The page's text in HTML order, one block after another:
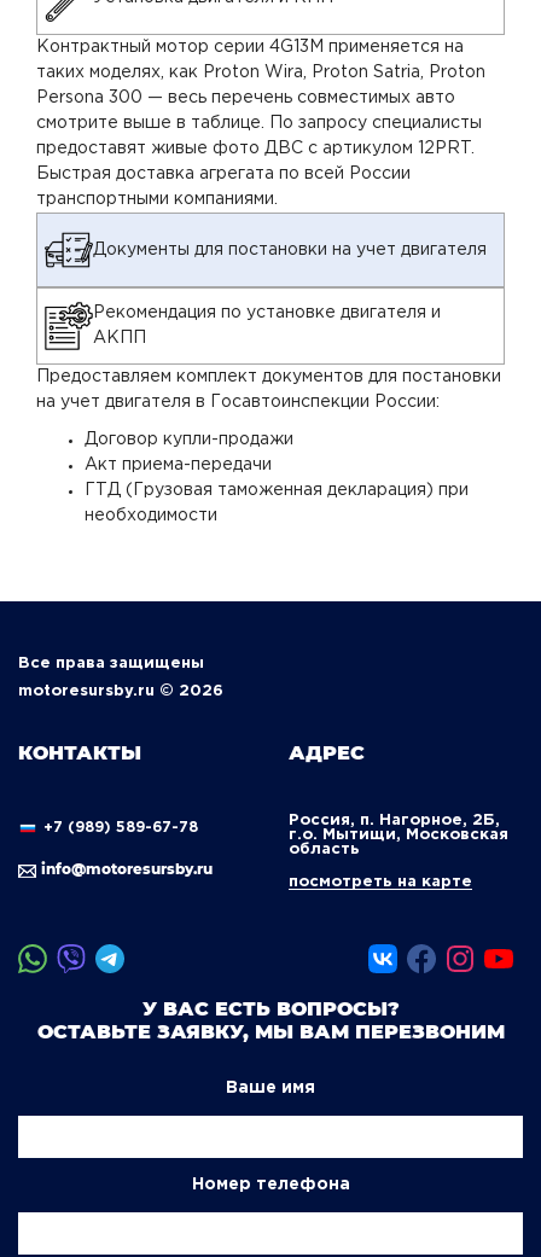
Контрактный мотор серии 4G13M применяется на
таких моделях, как Proton Wira, Proton Satria, Proton
Persona 300 — весь перечень совместимых авто
смотрите выше в таблице. По запросу специалисты
предоставят живые фото ДВС с артикулом 12PRT.
Быстрая доставка агрегата по всей России
транспортными компаниями.
Документы для постановки на учет двигателя
Рекомендация по установке двигателя и
АКПП
Предоставляем комплект документов для постановки
на учет двигателя в Госавтоинспекции России:
Договор купли-продажи
Акт приема-передачи
ГТД (Грузовая таможенная декларация) при
необходимости
Все права защищены
motoresursby.ru © 2026
КОНТАКТЫ
+7 (989) 589-67-78
info@motoresursby.ru
АДРЕС
Россия, п. Нагорное, 2Б,
г.о. Мытищи, Московская
область
посмотреть на карте
У ВАС ЕСТЬ ВОПРОСЫ?
ОСТАВЬТЕ ЗАЯВКУ, МЫ ВАМ ПЕРЕЗВОНИМ
Ваше имя
Номер телефона